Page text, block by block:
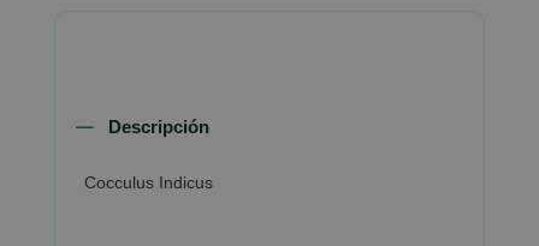
Descripción
Cocculus Indicus